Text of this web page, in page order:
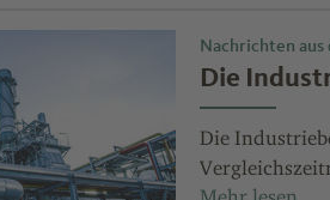
Nachrichten aus
Die
Die